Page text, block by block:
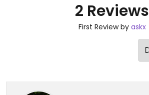
2 Reviews
First Review by askx